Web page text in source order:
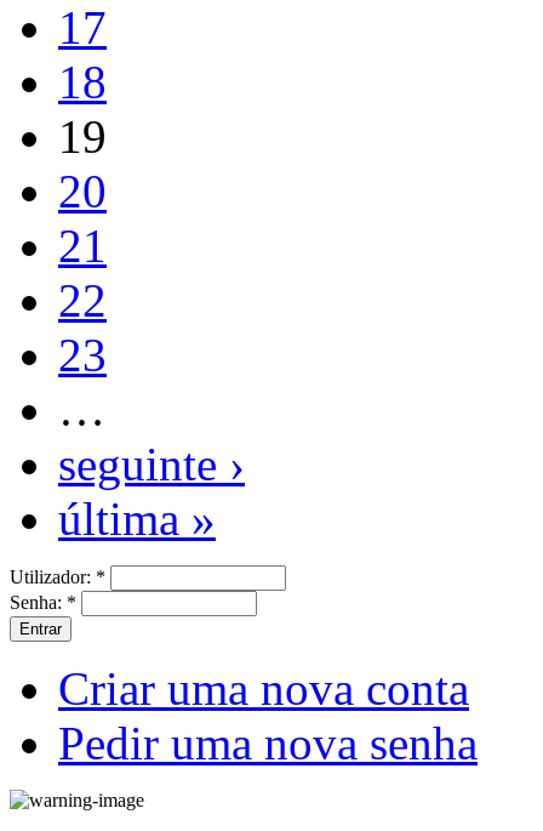
17
18
19
20
21
22
23
…
seguinte ›
última »
Utilizador: *
Senha: *
Criar uma nova conta
Pedir uma nova senha